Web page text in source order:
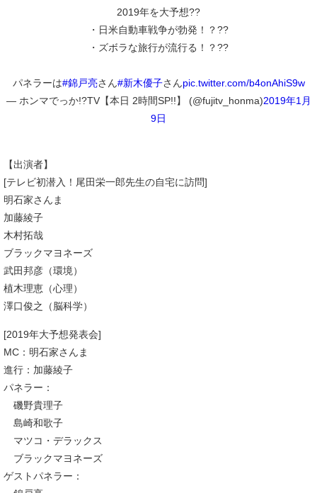
2019年を大予想??
・日米自動車戦争が勃発！？??
・ズボラな旅行が流行る！？??
パネラーは#錦戸亮さん#新木優子さんpic.twitter.com/b4onAhiS9w
— ホンマでっか!?TV【本日 2時間SP!!】 (@fujitv_honma)2019年1月
9日
【出演者】
[テレビ初潜入！尾田栄一郎先生の自宅に訪問]
明石家さんま
加藤綾子
木村拓哉
ブラックマヨネーズ
武田邦彦（環境）
植木理恵（心理）
澤口俊之（脳科学）
[2019年大予想発表会]
MC：明石家さんま
進行：加藤綾子
パネラー：
磯野貴理子
島崎和歌子
マツコ・デラックス
ブラックマヨネーズ
ゲストパネラー：